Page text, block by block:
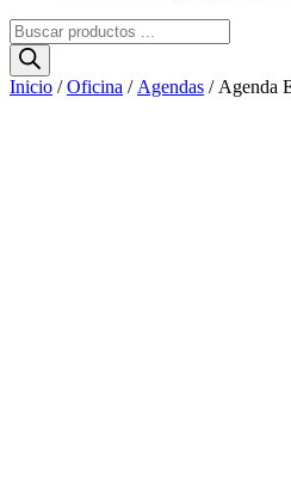
Búsqueda
de
productos
Inicio /Oficina / Agendas / Agenda